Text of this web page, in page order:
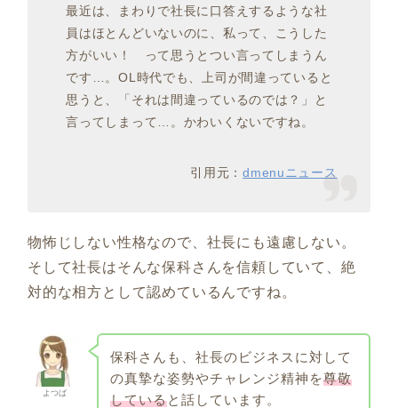
最近は、まわりで社長に口答えするような社
員はほとんどいないのに、私って、こうした
方がいい！ って思うとつい言ってしまうん
です…。OL時代でも、上司が間違っていると
思うと、「それは間違っているのでは？」と
言ってしまって…。かわいくないですね。
引用元：dmenuニュース
物怖じしない性格なので、社長にも遠慮しない。
そして社長はそんな保科さんを信頼していて、絶
対的な相方として認めているんですね。
よつば
保科さんも、社長のビジネスに対して
の真摯な姿勢やチャレンジ精神を尊敬
していると話しています。